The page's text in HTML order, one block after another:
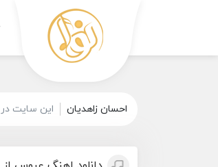
احسان زاهدیان این سایت